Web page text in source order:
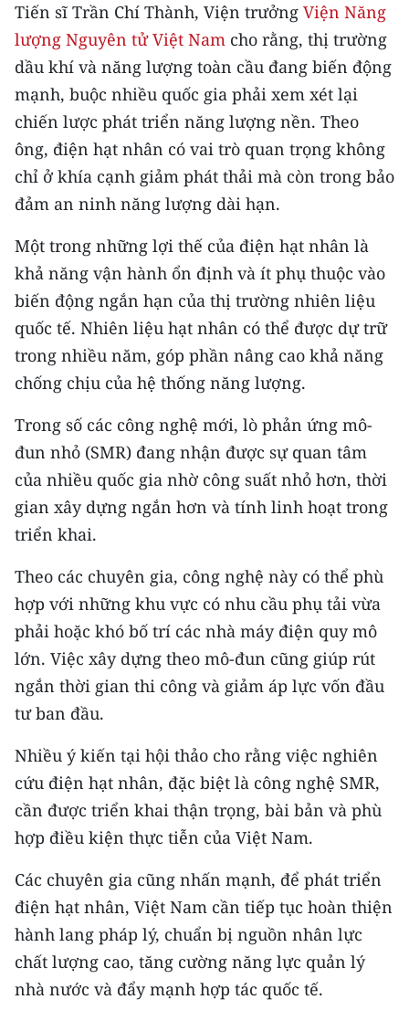
Tiến sĩ Trần Chí Thành, Viện trưởng Viện Năng
lượng Nguyên tử Việt Nam cho rằng, thị trường
dầu khí và năng lượng toàn cầu đang biến động
mạnh, buộc nhiều quốc gia phải xem xét lại
chiến lược phát triển năng lượng nền. Theo
ông, điện hạt nhân có vai trò quan trọng không
chỉ ở khía cạnh giảm phát thải mà còn trong bảo
đảm an ninh năng lượng dài hạn.
Một trong những lợi thế của điện hạt nhân là
khả năng vận hành ổn định và ít phụ thuộc vào
biến động ngắn hạn của thị trường nhiên liệu
quốc tế. Nhiên liệu hạt nhân có thể được dự trữ
trong nhiều năm, góp phần nâng cao khả năng
chống chịu của hệ thống năng lượng.
Trong số các công nghệ mới, lò phản ứng mô-
đun nhỏ (SMR) đang nhận được sự quan tâm
của nhiều quốc gia nhờ công suất nhỏ hơn, thời
gian xây dựng ngắn hơn và tính linh hoạt trong
triển khai.
Theo các chuyên gia, công nghệ này có thể phù
hợp với những khu vực có nhu cầu phụ tải vừa
phải hoặc khó bố trí các nhà máy điện quy mô
lớn. Việc xây dựng theo mô-đun cũng giúp rút
ngắn thời gian thi công và giảm áp lực vốn đầu
tư ban đầu.
Nhiều ý kiến tại hội thảo cho rằng việc nghiên
cứu điện hạt nhân, đặc biệt là công nghệ SMR,
cần được triển khai thận trọng, bài bản và phù
hợp điều kiện thực tiễn của Việt Nam.
Các chuyên gia cũng nhấn mạnh, để phát triển
điện hạt nhân, Việt Nam cần tiếp tục hoàn thiện
hành lang pháp lý, chuẩn bị nguồn nhân lực
chất lượng cao, tăng cường năng lực quản lý
nhà nước và đẩy mạnh hợp tác quốc tế.